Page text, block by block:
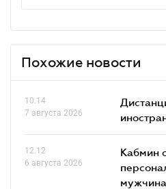
Похожие новости
10.14
7 августа 2026
12.12
6 августа 2026
Кабмин